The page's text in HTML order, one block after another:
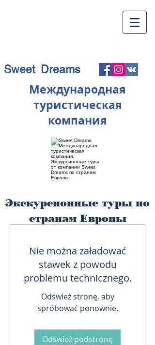
Sweet Dreams
Международная
туристическая
компания
Экскурсионные туры по
странам Европы
Nie można załadować
stawek z powodu
problemu technicznego.
Odśwież stronę, aby
spróbować ponownie.
Odśwież podstronę